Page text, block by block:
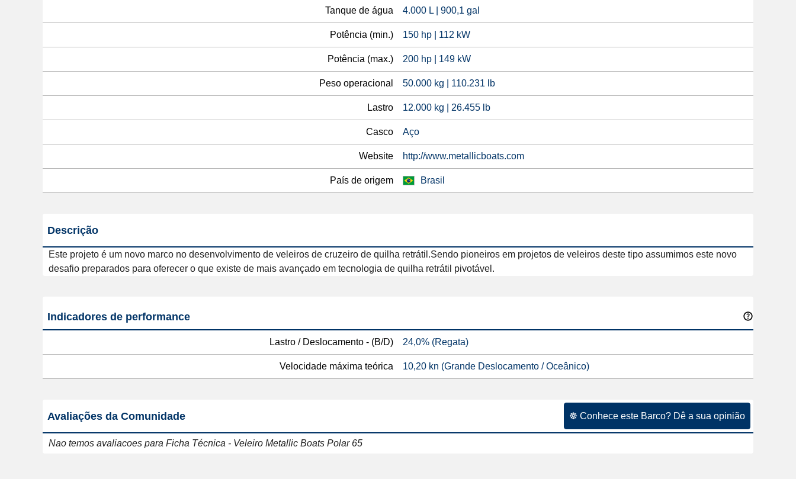
Tanque de água 4.000 L | 900,1 gal
Potência (min.) 150 hp | 112 kW
Potência (max.) 200 hp | 149 kW
Peso operacional 50.000 kg | 110.231 lb
Lastro 12.000 kg | 26.455 lb
Casco Aço
Website http://www.metallicboats.com
País de origem Brasil
Descrição
Este projeto é um novo marco no desenvolvimento de veleiros de cruzeiro de quilha retrátil.Sendo pioneiros em projetos de veleiros deste tipo assumimos este novo
desafio preparados para oferecer o que existe de mais avançado em tecnologia de quilha retrátil pivotável.
Indicadores de performance
Lastro / Deslocamento - (B/D) 24,0% (Regata)
Velocidade máxima teórica 10,20 kn (Grande Deslocamento / Oceânico)
Avaliações da Comunidade ☸ Conhece este Barco? Dê a sua opinião
Nao temos avaliacoes para Ficha Técnica - Veleiro Metallic Boats Polar 65